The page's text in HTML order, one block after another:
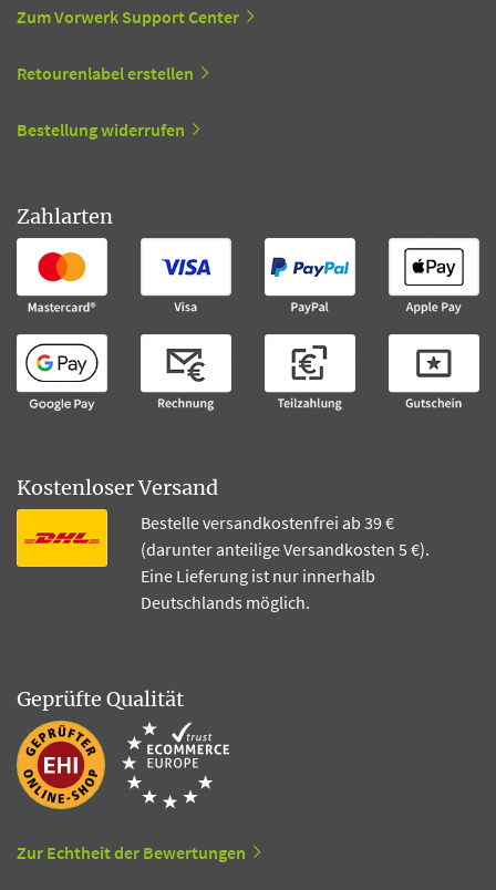
Zum Vorwerk Support Center
Retourenlabel erstellen
Bestellung widerrufen
Zahlarten
Kostenloser Versand
Bestelle versandkostenfrei ab 39 €
(darunter anteilige Versandkosten 5 €).
Eine Lieferung ist nur innerhalb
Deutschlands möglich.
Geprüfte Qualität
Zur Echtheit der Bewertungen